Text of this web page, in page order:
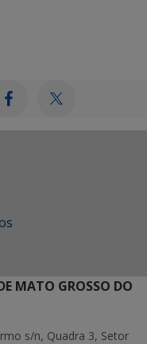
MATO GROSSO DO
s/n, Quadra 3, Setor